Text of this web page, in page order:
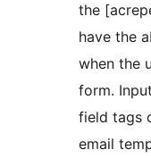
the
have the
when the
form.
field tags
email